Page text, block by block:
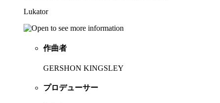
Lukator
作曲者
GERSHON KINGSLEY
プロデューサー